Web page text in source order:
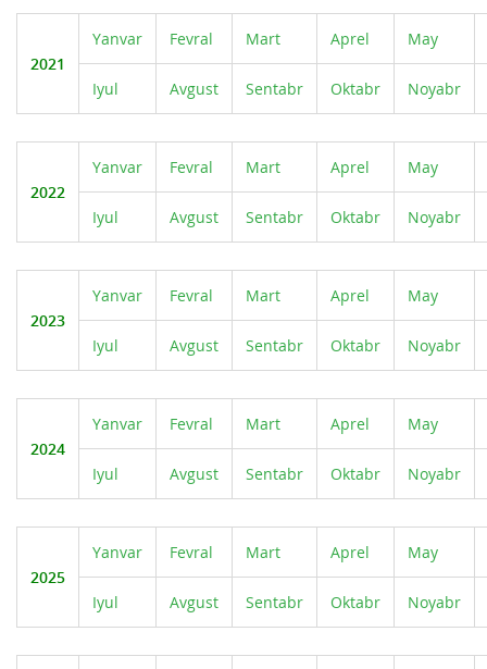
2021
Yanvar Fevral Mart Aprel May
Iyul Avgust Sentabr Oktabr Noyabr
2022
Yanvar Fevral Mart Aprel May
Iyul Avgust Sentabr Oktabr Noyabr
2023
Yanvar Fevral Mart Aprel May
Iyul Avgust Sentabr Oktabr Noyabr
2024
Yanvar Fevral Mart Aprel May
Iyul Avgust Sentabr Oktabr Noyabr
2025
Yanvar Fevral Mart Aprel May
Iyul Avgust Sentabr Oktabr Noyabr